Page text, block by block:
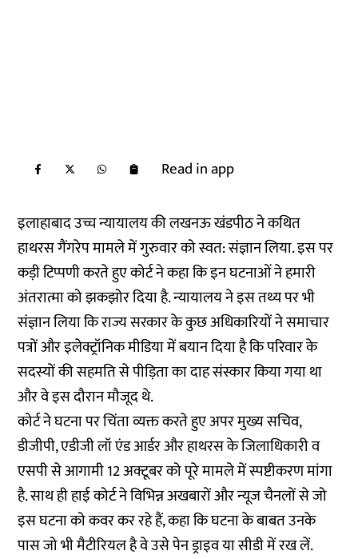
Read in app
इलाहाबाद उच्च न्यायालय की लखनऊ खंडपीठ ने कथित
हाथरस गैंगरेप मामले में गुरुवार को स्वत: संज्ञान लिया. इस पर
कड़ी टिप्पणी करते हुए कोर्ट ने कहा कि इन घटनाओं ने हमारी
अंतरात्मा को झकझोर दिया है. न्यायालय ने इस तथ्य पर भी
संज्ञान लिया कि राज्य सरकार के कुछ अधिकारियों ने समाचार
पत्रों और इलेक्ट्रॉनिक मीडिया में बयान दिया है कि परिवार के
सदस्यों की सहमति से पीड़िता का दाह संस्कार किया गया था
और वे इस दौरान मौजूद थे.
कोर्ट ने घटना पर चिंता व्यक्त करते हुए अपर मुख्य सचिव,
डीजीपी, एडीजी लॉ एंड आर्डर और हाथरस के जिलाधिकारी व
एसपी से आगामी 12 अक्टूबर को पूरे मामले में स्पष्टीकरण मांगा
है. साथ ही हाई कोर्ट ने विभिन्न अखबारों और न्यूज चैनलों से जो
इस घटना को कवर कर रहे हैं, कहा कि घटना के बाबत उनके
पास जो भी मैटीरियल है वे उसे पेन ड्राइव या सीडी में रख लें.